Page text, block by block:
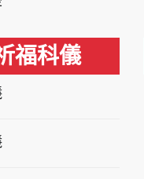
福科儀